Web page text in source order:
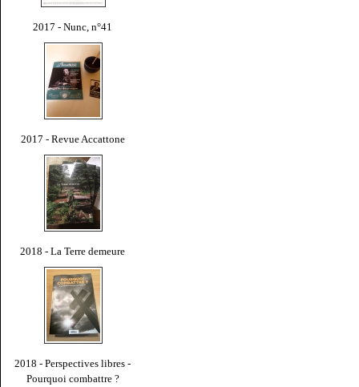
2017 - Nunc, n°41
2017 - Revue Accattone
2018 - La Terre demeure
2018 - Perspectives libres -
Pourquoi combattre ?